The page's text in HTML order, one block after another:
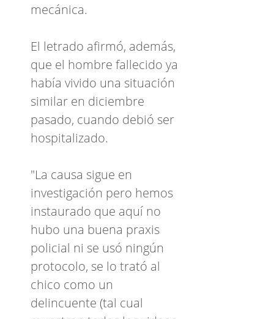
mecánica.
El letrado afirmó, además,
que el hombre fallecido ya
había vivido una situación
similar en diciembre
pasado, cuando debió ser
hospitalizado.
"La causa sigue en
investigación pero hemos
instaurado que aquí no
hubo una buena praxis
policial ni se usó ningún
protocolo, se lo trató al
chico como un
delincuente (tal cual